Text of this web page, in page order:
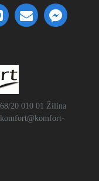
20 010 01 Žilina